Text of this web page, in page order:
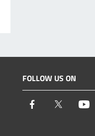
FOLLOW US ON
Facebook Twitter